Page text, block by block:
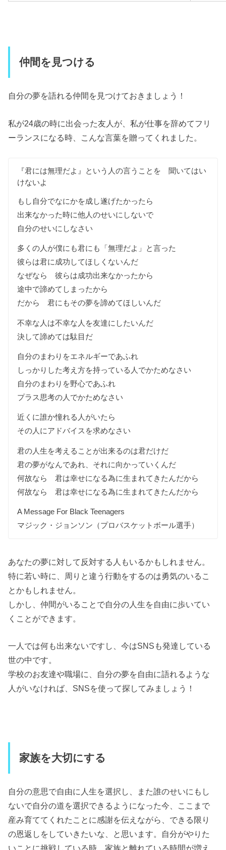
仲間を見つける
自分の夢を語れる仲間を見つけておきましょう！
私が24歳の時に出会った友人が、私が仕事を辞めてフリ
ーランスになる時、こんな言葉を贈ってくれました。
『君には無理だよ』という人の言うことを 聞いてはい
けないよ
もし自分でなにかを成し遂げたかったら
出来なかった時に他人のせいにしないで
自分のせいにしなさい
多くの人が僕にも君にも「無理だよ」と言った
彼らは君に成功してほしくないんだ
なぜなら 彼らは成功出来なかったから
途中で諦めてしまったから
だから 君にもその夢を諦めてほしいんだ
不幸な人は不幸な人を友達にしたいんだ
決して諦めては駄目だ
自分のまわりをエネルギーであふれ
しっかりした考え方を持っている人でかためなさい
自分のまわりを野心であふれ
プラス思考の人でかためなさい
近くに誰か憧れる人がいたら
その人にアドバイスを求めなさい
君の人生を考えることが出来るのは君だけだ
君の夢がなんであれ、それに向かっていくんだ
何故なら 君は幸せになる為に生まれてきたんだから
何故なら 君は幸せになる為に生まれてきたんだから
A Message For Black Teenagers
マジック・ジョンソン（プロバスケットボール選手）
あなたの夢に対して反対する人もいるかもしれません。
特に若い時に、周りと違う行動をするのは勇気のいるこ
とかもしれません。
しかし、仲間がいることで自分の人生を自由に歩いてい
くことができます。
一人では何も出来ないですし、今はSNSも発達している
世の中です。
学校のお友達や職場に、自分の夢を自由に語れるような
人がいなければ、SNSを使って探してみましょう！
家族を大切にする
自分の意思で自由に人生を選択し、また誰のせいにもし
ないで自分の道を選択できるようになった今、ここまで
産み育ててくれたことに感謝を伝えながら、できる限り
の恩返しをしていきたいな、と思います。自分がやりた
いことに挑戦している時、家族と離れている時間が増え